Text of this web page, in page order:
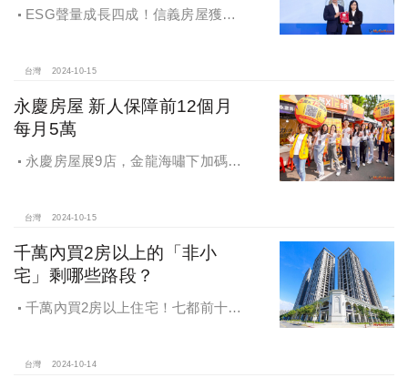
ESG聲量成長四成！信義房屋獲
台灣 2024-10-15
永慶房屋 新人保障前12個月
每月5萬
永慶房屋展9店，金龍海嘯下加碼員
福感，看得到更領得到！業務新人保
障前12個月每月5萬
台灣 2024-10-15
千萬內買2房以上的「非小
宅」剩哪些路段？
千萬內買2房以上住宅！七都前十大
台灣 2024-10-14